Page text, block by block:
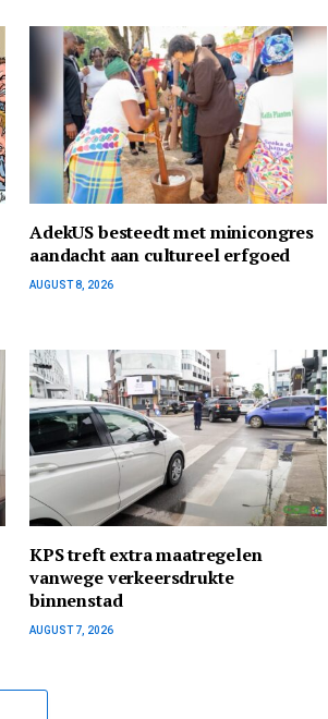
AdekUS besteedt met minicongres
aandacht aan cultureel erfgoed
AUGUST 8, 2026
KPS treft extra maatregelen
vanwege verkeersdrukte
binnenstad
AUGUST 7, 2026